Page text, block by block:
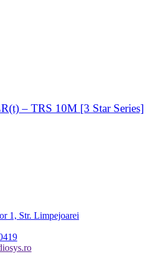
– TRS 10M [3 Star Series]
1, Str. Limpejoarei